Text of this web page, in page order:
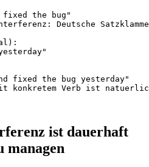
fixed the bug"
Deutsche
fixed the bug yesterday"
konkretem Verb ist
ist dauerhaft
managen